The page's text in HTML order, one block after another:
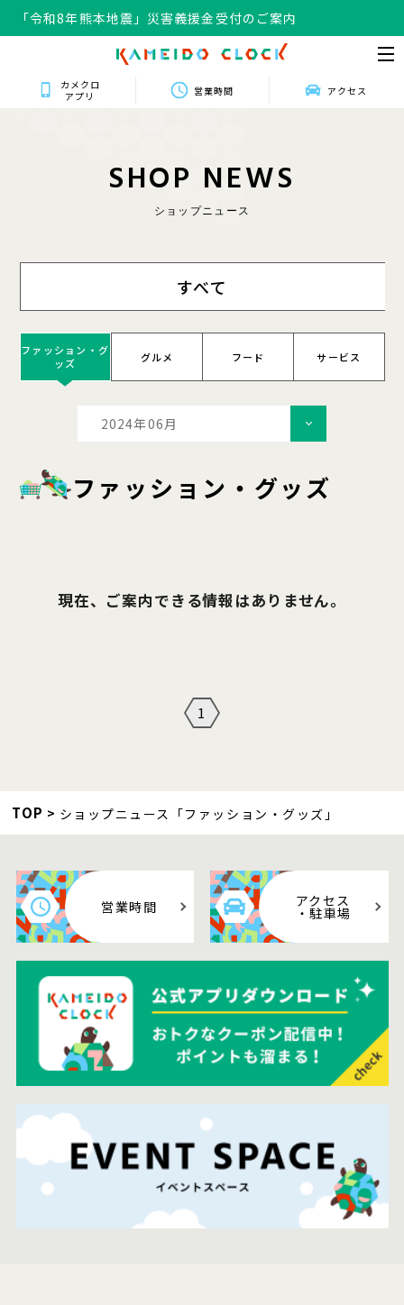
「令和8年熊本地震」災害義援金受付のご案内
「令和8年熊本地震」災害義援金受付のご案内
カメクロ
アプリ
営業時間 アクセス
SHOP NEWS
ショップニュース
すべて
ファッション・グ
ッズ
グルメ フード サービス
2024年06月
ファッション・グッズ
現在、ご案内できる情報はありません。
1
TOP ショップニュース「ファッション・グッズ」
営業時間 アクセス
・駐車場